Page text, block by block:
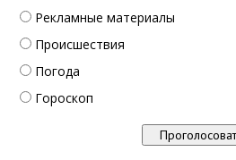
Рекламные материалы
Происшествия
Погода
Гороскоп